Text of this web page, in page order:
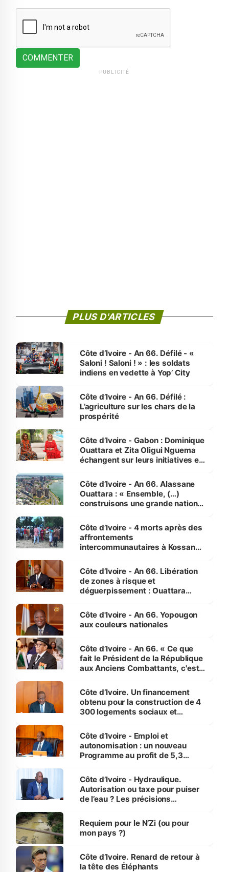
COMMENTER
PUBLICITÉ
PLUS D'ARTICLES
Côte d’Ivoire - An 66. Défilé - «
Saloni ! Saloni ! » : les soldats
indiens en vedette à Yop’ City
Côte d’Ivoire - An 66. Défilé :
L’agriculture sur les chars de la
prospérité
Côte d’Ivoire - Gabon : Dominique
Ouattara et Zita Oligui Nguema
échangent sur leurs initiatives en
enfants
Côte d’Ivoire - An 66. Alassane
Ouattara : « Ensemble, (…)
construisons une grande nation
générations futures »
Côte d’Ivoire - 4 morts après des
affrontements
intercommunautaires à Kossandji
milieu des sinistrés
Côte d’Ivoire - An 66. Libération
de zones à risque et
déguerpissement : Ouattara
l'Etat de droit pour préserver les
vies humaines »
Côte d'Ivoire - An 66. Yopougon
aux couleurs nationales
Côte d’Ivoire - An 66. « Ce que
fait le Président de la République
aux Anciens Combattants, c'est
Côte d’Ivoire. Un financement
obtenu pour la construction de 4
300 logements sociaux et
et Yamoussoukro
Côte d’Ivoire - Emploi et
autonomisation : un nouveau
Programme au profit de 5,3
Côte d’Ivoire - Hydraulique.
Autorisation ou taxe pour puiser
de l’eau ? Les précisions
Requiem pour le N’Zi (ou pour
mon pays ?)
Côte d’Ivoire. Renard de retour à
la tête des Éléphants